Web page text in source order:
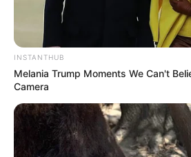
12:26 / 06 Avqust 2026
INSTANTHUB
Melania Trump Moments We Can't
Camera